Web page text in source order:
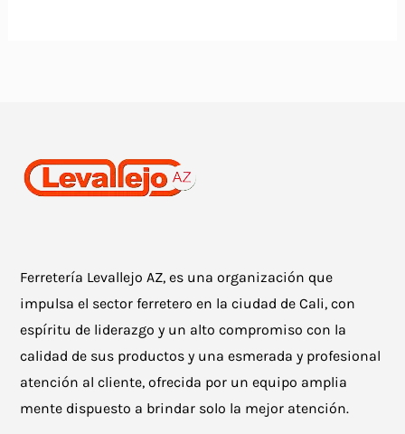
Ferretería Levallejo AZ, es una organización que
impulsa el sector ferretero en la ciudad de Cali, con
espíritu de liderazgo y un alto compromiso con la
calidad de sus productos y una esmerada y profesional
atención al cliente, ofrecida por un equipo amplia
mente dispuesto a brindar solo la mejor atención.